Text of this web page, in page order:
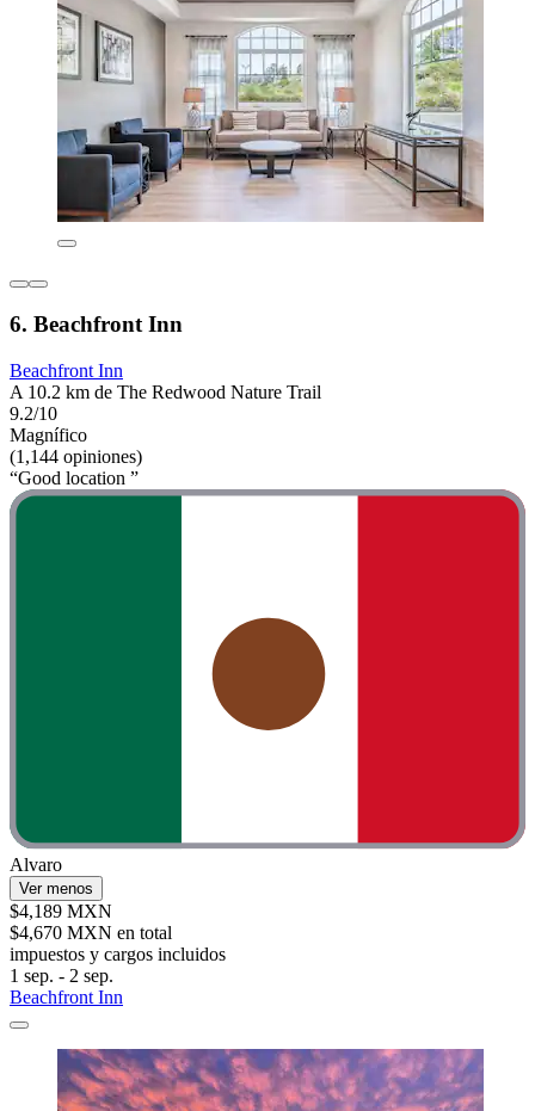
6. Beachfront Inn
Beachfront Inn
A 10.2 km de The Redwood Nature Trail
9.2/10
Magnífico
(1,144 opiniones)
“Good location ”
Alvaro
Ver menos
$4,189 MXN
$4,670 MXN en total
impuestos y cargos incluidos
1 sep. - 2 sep.
Beachfront Inn